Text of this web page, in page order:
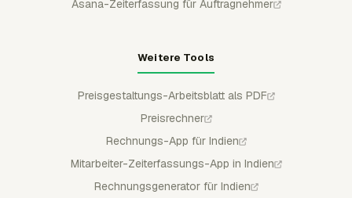
Asana-Zeiterfassung für Auftragnehmer
Weitere Tools
Preisgestaltungs-Arbeitsblatt als PDF
Preisrechner
Rechnungs-App für Indien
Mitarbeiter-Zeiterfassungs-App in Indien
Rechnungsgenerator für Indien